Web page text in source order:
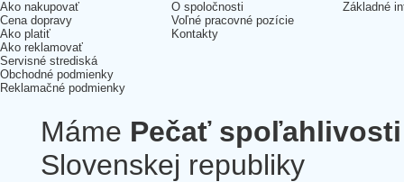
Ako nakupovať
Cena dopravy
Ako platiť
Ako reklamovať
Servisné strediská
Obchodné podmienky
Reklamačné podmienky
O spoločnosti
Voľné pracovné pozície
Kontakty
Základné
Máme Pečať spoľahlivosti
Slovenskej republiky